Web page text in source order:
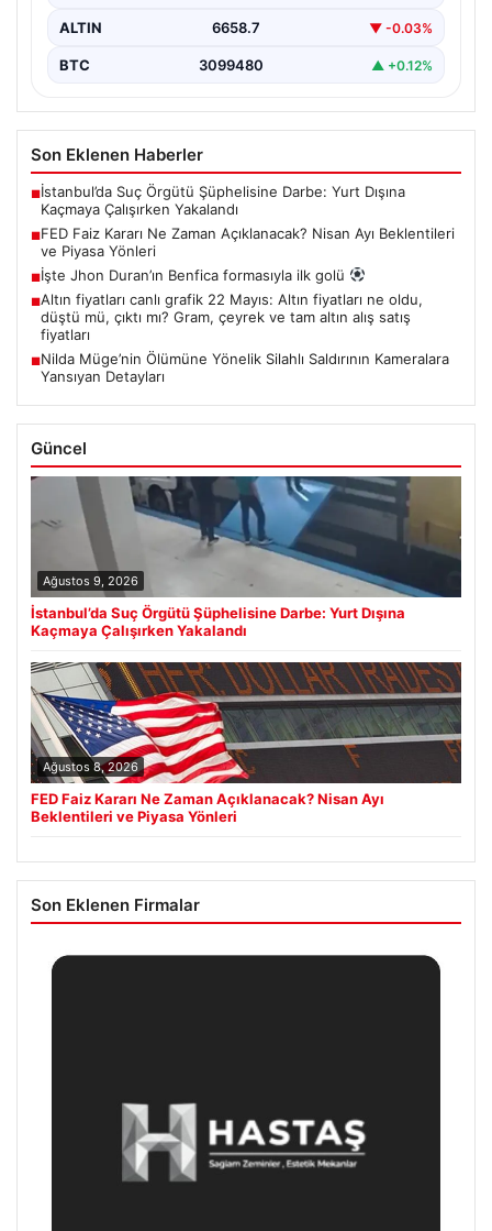
ALTIN 6658.7 ▼ -0.03%
BTC 3099480 ▲ +0.12%
Son Eklenen Haberler
■İstanbul’da Suç Örgütü Şüphelisine Darbe: Yurt Dışına
Kaçmaya Çalışırken Yakalandı
■FED Faiz Kararı Ne Zaman Açıklanacak? Nisan Ayı Beklentileri
ve Piyasa Yönleri
■İşte Jhon Duran’ın Benfica formasıyla ilk golü
■Altın fiyatları canlı grafik 22 Mayıs: Altın fiyatları ne oldu,
düştü mü, çıktı mı? Gram, çeyrek ve tam altın alış satış
fiyatları
■Nilda Müge’nin Ölümüne Yönelik Silahlı Saldırının Kameralara
Yansıyan Detayları
Güncel
Ağustos 9, 2026
İstanbul’da Suç Örgütü Şüphelisine Darbe: Yurt Dışına
Kaçmaya Çalışırken Yakalandı
Ağustos 8, 2026
FED Faiz Kararı Ne Zaman Açıklanacak? Nisan Ayı
Beklentileri ve Piyasa Yönleri
Son Eklenen Firmalar